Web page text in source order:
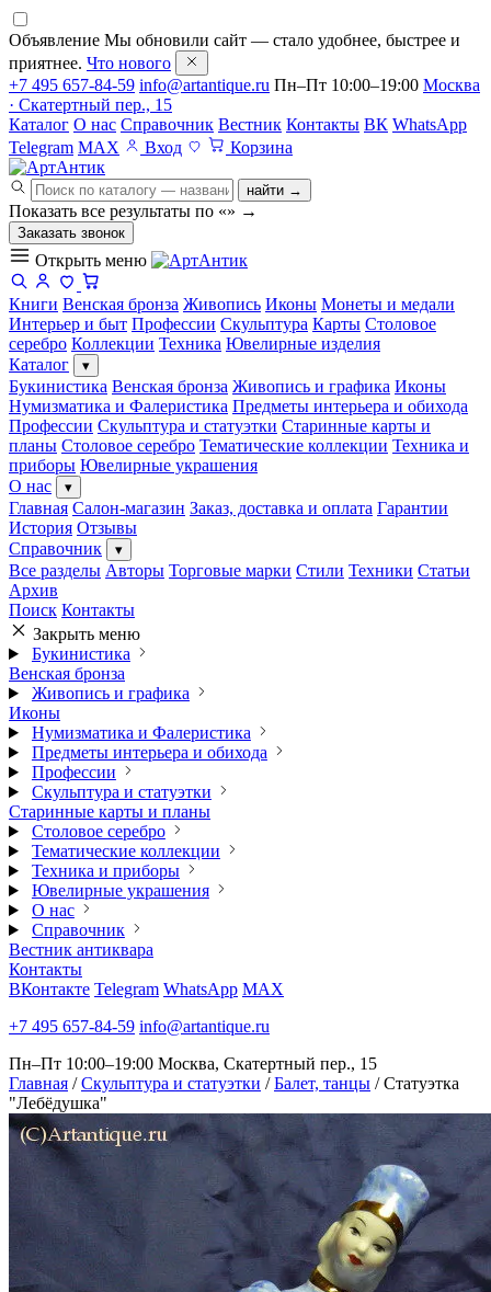
Объявление Мы обновили сайт — стало удобнее, быстрее и
приятнее. Что нового
+7 495 657-84-59 info@artantique.ru Пн–Пт 10:00–19:00 Москва
· Скатертный пер., 15
Каталог О нас Справочник Вестник Контакты ВК WhatsApp
Telegram MAX Вход Корзина
найти →
Показать все результаты по «» →
Заказать звонок
Открыть меню
Книги Венская бронза Живопись Иконы Монеты и медали
Интерьер и быт Профессии Скульптура Карты Столовое
серебро Коллекции Техника Ювелирные изделия
Каталог
▾
Букинистика Венская бронза Живопись и графика Иконы
Нумизматика и Фалеристика Предметы интерьера и обихода
Профессии Скульптура и статуэтки Старинные карты и
планы Столовое серебро Тематические коллекции Техника и
приборы Ювелирные украшения
О нас
▾
Главная Салон-магазин Заказ, доставка и оплата Гарантии
История Отзывы
Справочник
▾
Все разделы Авторы Торговые марки Стили Техники Статьи
Архив
Поиск Контакты
Закрыть меню
Букинистика
Венская бронза
Живопись и графика
Иконы
Нумизматика и Фалеристика
Предметы интерьера и обихода
Профессии
Скульптура и статуэтки
Старинные карты и планы
Столовое серебро
Тематические коллекции
Техника и приборы
Ювелирные украшения
О нас
Справочник
Вестник антиквара
Контакты
ВКонтакте Telegram WhatsApp MAX
+7 495 657-84-59 info@artantique.ru
Пн–Пт 10:00–19:00 Москва, Скатертный пер., 15
Главная / Скульптура и статуэтки / Балет, танцы / Статуэтка
"Лебёдушка"